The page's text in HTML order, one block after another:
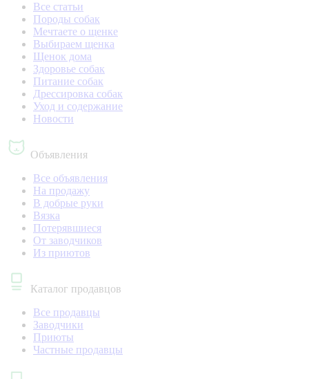
Все статьи
Породы собак
Мечтаете о щенке
Выбираем щенка
Щенок дома
Здоровье собак
Питание собак
Дрессировка собак
Уход и содержание
Новости
Объявления
Все объявления
На продажу
В добрые руки
Вязка
Потерявшиеся
От заводчиков
Из приютов
Каталог продавцов
Все продавцы
Заводчики
Приюты
Частные продавцы